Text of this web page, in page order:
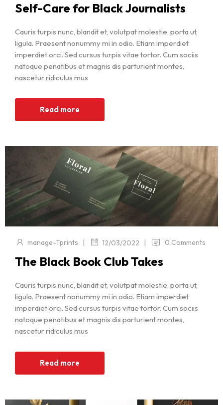
Self-Care for Black Journalists
Cauris turpis nunc, blandit et, volutpat molestie, porta ut,
ligula. Praesent nonummy mi in odio. Etiam imperdiet
imperdiet orci. Sed cursus turpis vitae tortor. Cum sociis
natoque penatibus et magnis dis parturient montes,
nascetur ridiculus mus
Read more
manage-Tprints | 12/03/2022 | 0 Comments
The Black Book Club Takes
Cauris turpis nunc, blandit et, volutpat molestie, porta ut,
ligula. Praesent nonummy mi in odio. Etiam imperdiet
imperdiet orci. Sed cursus turpis vitae tortor. Cum sociis
natoque penatibus et magnis dis parturient montes,
nascetur ridiculus mus
Read more